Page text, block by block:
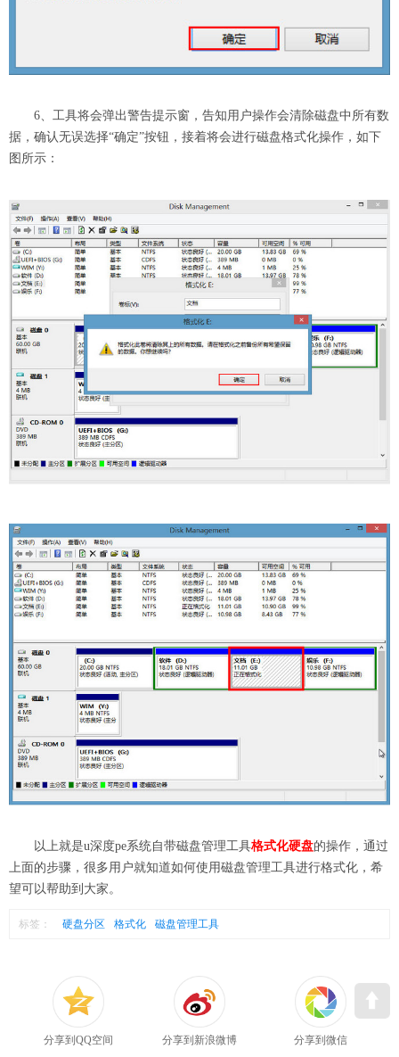
6、工具将会弹出警告提示窗，告知用户操作会清除磁盘中所有数
据，确认无误选择“确定”按钮，接着将会进行磁盘格式化操作，如下
图所示：
以上就是u深度pe系统自带磁盘管理工具格式化硬盘的操作，通过
上面的步骤，很多用户就知道如何使用磁盘管理工具进行格式化，希
望可以帮助到大家。
标签： 硬盘分区 格式化 磁盘管理工具
分享到QQ空间 分享到新浪微博 分享到微信